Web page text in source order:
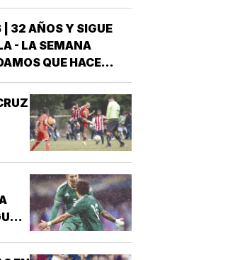
| 32 AÑOS Y SIGUE
- LA SEMANA
QUE HACE
Y AHORA
LA HISTORIA DEL
Y DE
DEL CLUB
GRAHAM BAZÁN